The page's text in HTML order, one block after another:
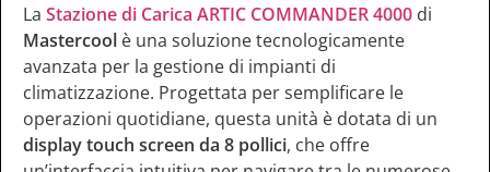
La Stazione di Carica ARTIC COMMANDER 4000 di
Mastercool è una soluzione tecnologicamente
avanzata per la gestione di impianti di
climatizzazione. Progettata per semplificare le
operazioni quotidiane, questa unità è dotata di un
display touch screen da 8 pollici, che offre